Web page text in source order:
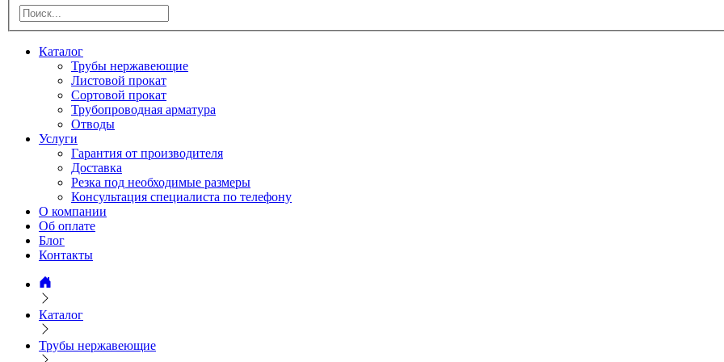
Каталог
Трубы нержавеющие
Листовой прокат
Сортовой прокат
Трубопроводная арматура
Отводы
Услуги
Гарантия от производителя
Доставка
Резка под необходимые размеры
Консультация специалиста по телефону
О компании
Об оплате
Блог
Контакты
Каталог
Трубы нержавеющие